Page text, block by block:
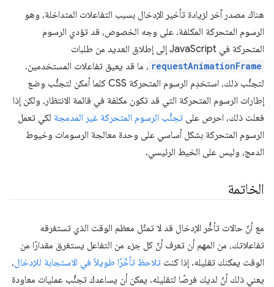
هناك مصدر آخر لزيادة تأخير الإدخال بسبب التفاعلات المتداخلة، وهو
الرسوم المتحركة المكلفة. على وجه الخصوص، قد تؤدي الرسوم
المتحركة في JavaScript إلى إطلاق العديد من طلبات
requestAnimationFrame ، ما قد يعيق تفاعلات المستخدمين.
لتجنُّب ذلك، استخدِم الرسوم المتحركة CSS كلما أمكن لتجنُّب وضع
إطارات الرسوم المتحركة التي قد تكون مكلفة في قائمة الانتظار، ولكن إذا
فعلت ذلك، احرص على تجنُّب الرسوم المتحركة غير المدمجة لكي تعمل
الرسوم المتحركة بشكل أساسي على وحدة معالجة الرسومات وخيوط
الدمج، وليس على الخيط الرئيسي.
الخاتمة
مع أنّ حالات تأخُّر الإدخال قد لا تمثّل معظم الوقت الذي تستغرقه
تفاعلاتك، من المهم أن تعرف أنّ كل جزء من التفاعل يستغرق مقدارًا من
الوقت يمكنك تقليله. إذا كنت تلاحظ تأخّرًا طويلاً في الاستجابة للإدخال،
يعني ذلك أنّ لديك فرصًا لتقليله. يمكن أن يساعدك تجنُّب عمليات معاودة